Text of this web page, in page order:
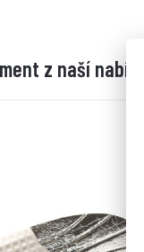
z naší